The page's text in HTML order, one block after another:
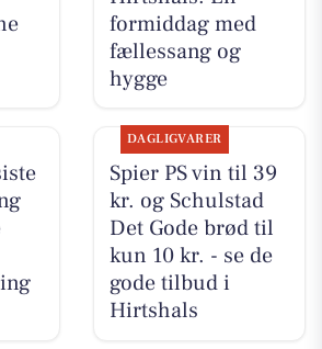
formiddag med
fællessang og
hygge
DAGLIGVARER
Spier PS vin til 39
kr. og Schulstad
Det Gode brød til
kun 10 kr. - se de
gode tilbud i
Hirtshals